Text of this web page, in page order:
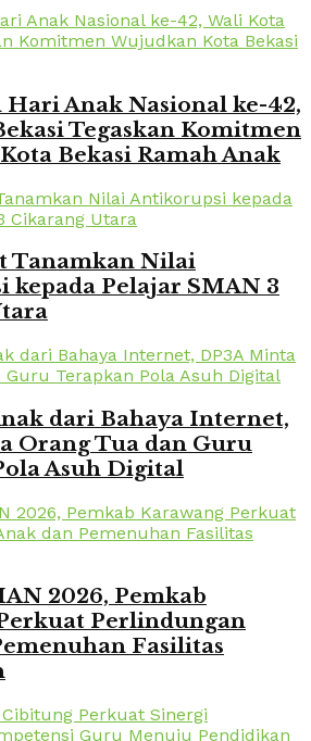
Anak Nasional ke-42,
Tegaskan Komitmen
Bekasi Ramah Anak
Tanamkan Nilai
kepada Pelajar SMAN 3
dari Bahaya Internet,
Orang Tua dan Guru
Asuh Digital
2026, Pemkab
Perlindungan
Fasilitas